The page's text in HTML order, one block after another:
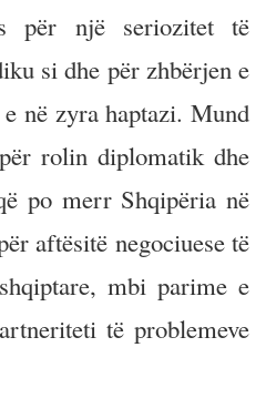
për një seriozitet të
si dhe për zhbërjen e
në zyra haptazi. Mund
rolin diplomatik dhe
po merr Shqipëria në
aftësitë negociuese të
mbi parime e
të problemeve